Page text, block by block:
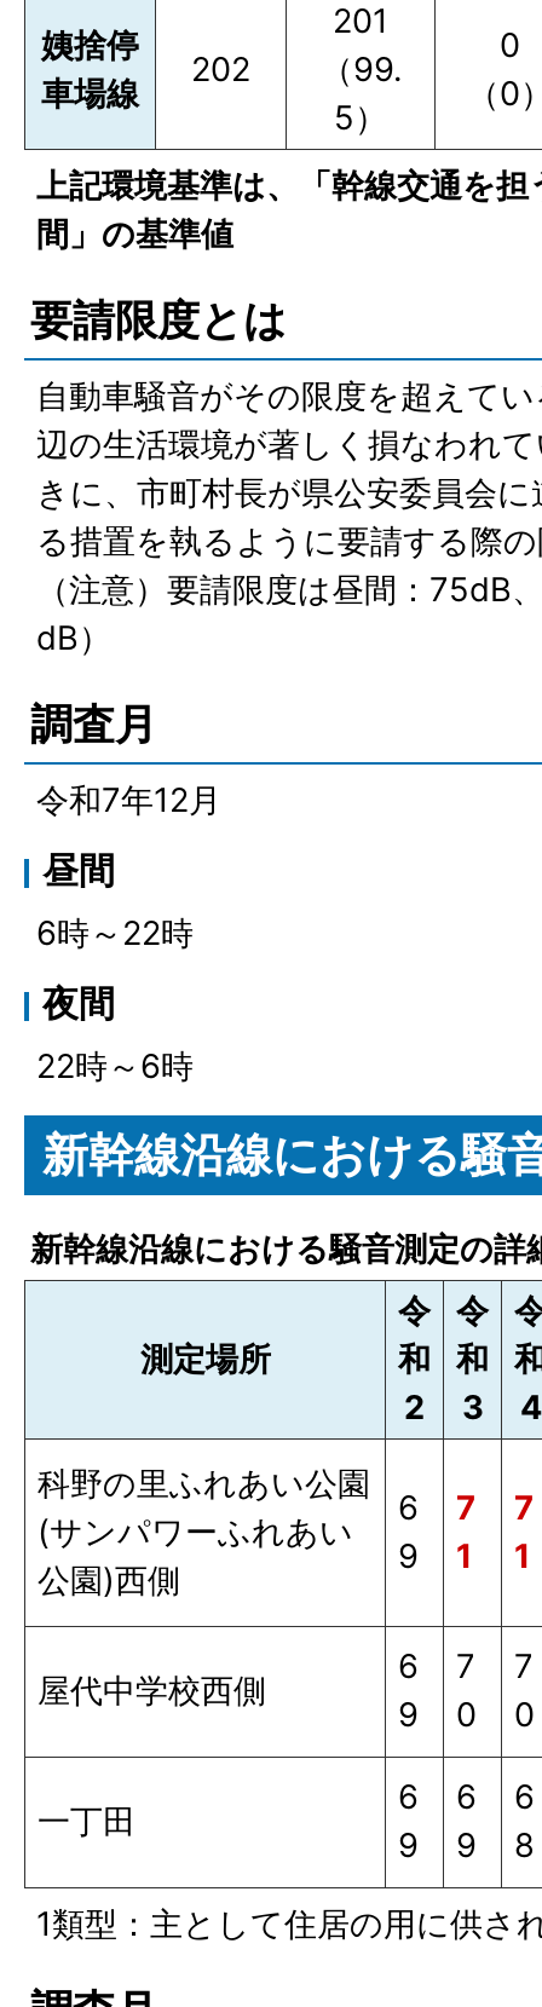
姨捨停
車場線
202
201
（99.
5）
0
（0
上記環境基準は、「幹線交通を
間」の基準値
要請限度とは
自動車騒音がその限度を超えて
辺の生活環境が著しく損なわれ
きに、市町村長が県公安委員会
る措置を執るように要請する際
（注意）要請限度は昼間：75dB
dB）
調査月
令和7年12月
昼間
6時～22時
夜間
22時～6時
新幹線沿線における騒
新幹線沿線における騒音測定の詳
測定場所
令
和
2
令
和
3
4
科野の里ふれあい公園
(サンパワーふれあい
公園)西側
6
9
7
1
7
1
屋代中学校西側
6
9
7
0
7
0
一丁田
6
9
6
9
6
8
1類型：主として住居の用に供さ